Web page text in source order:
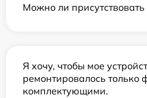
Можно ли
Я хочу, чтобы мое
ремонтировалось
комплектующими.